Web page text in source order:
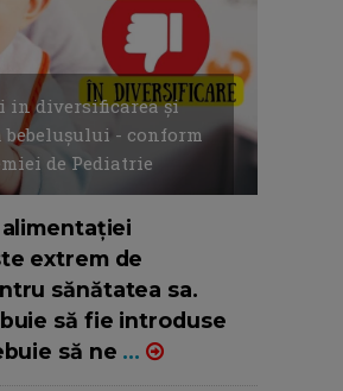
in diversificarea și
- conform
de Pediatrie
extrem de
sănătatea sa.
să fie introduse
să ne ...